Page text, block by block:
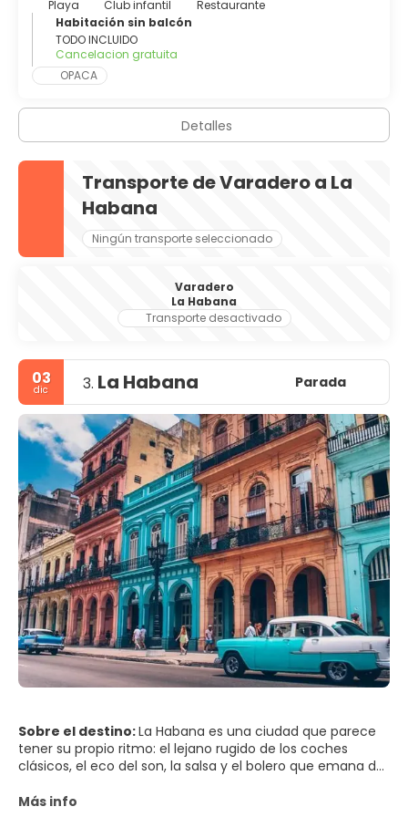
Playa
Club infantil
Restaurante
Habitación sin balcón
TODO INCLUIDO
Cancelacion gratuita
OPACA
Detalles
Transporte de Varadero a La
Habana
Ningún transporte seleccionado
Varadero
La Habana
Transporte desactivado
03
dic 3. La Habana Parada
Sobre el destino:La Habana es una ciudad que parece
tener su propio ritmo: el lejano rugido de los coches
clásicos, el eco del son, la salsa y el bolero que emana de
En La Habana Vieja, las fachadas de colores pastel se
Más info